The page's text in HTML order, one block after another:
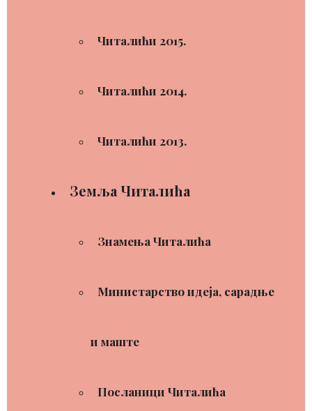
Читалићи 2015.
Читалићи 2014.
Читалићи 2013.
Земља Читалића
Знамења Читалића
Министарство идеја, сарадње
и маште
Посланици Читалића